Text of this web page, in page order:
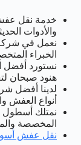
خدمة نقل
والأدوات
نعمل في
الخبراء
نستورد أفضل
هنود صبحان
لدينا أفضل
أنواع العفش
نمتلك
المخصصة
نقل عفش